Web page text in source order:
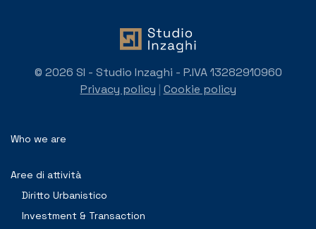
Who we are
Aree di attività
Diritto Urbanistico
Investment & Transaction
© 2026 SI - Studio Inzaghi - P.IVA 13282910960
Privacy policy | Cookie policy